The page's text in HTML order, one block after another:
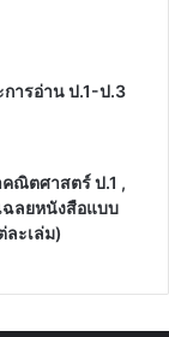
ารอ่าน ป.1-ป.3
ณิตศาสตร์ ป.1 ,
ฉลยหนังสือแบบ
ะเล่ม)